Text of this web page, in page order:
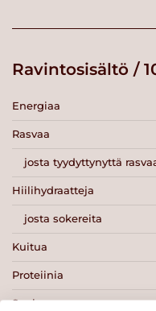
Ravintosisältö /
Energiaa
Rasvaa
josta tyydyttynyttä
Hiilihydraatteja
josta sokereita
Kuitua
Proteiinia
Suolaa